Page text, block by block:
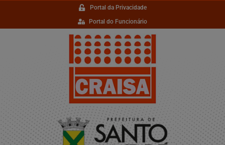
Portal da Privacidade
Portal do Funcionário